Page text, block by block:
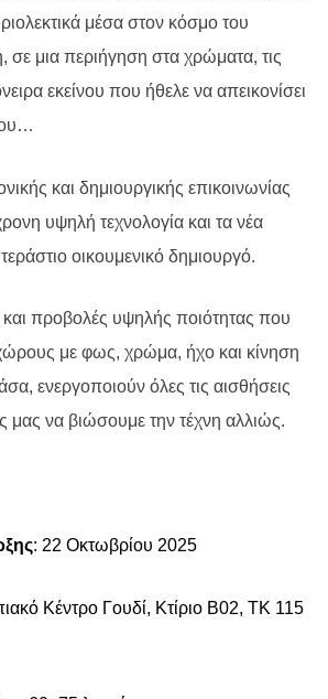
μέσα στον κόσμο του
σε μια περιήγηση στα χρώματα, τις
εκείνου που ήθελε να απεικονίσει
και δημιουργικής επικοινωνίας
υψηλή τεχνολογία και τα νέα
οικουμενικό δημιουργό.
και προβολές υψηλής ποιότητας που
με φως, χρώμα, ήχο και κίνηση
ενεργοποιούν όλες τις αισθήσεις
να βιώσουμε την τέχνη αλλιώς.
: 22 Οκτωβρίου 2025
Κέντρο Γουδί, Κτίριο Β02, ΤΚ 115